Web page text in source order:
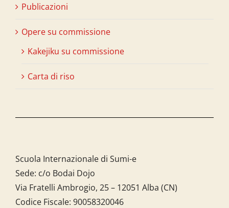
Publicazioni
Opere su commissione
Kakejiku su commissione
Carta di riso
Scuola Internazionale di Sumi-e
Sede: c/o Bodai Dojo
Via Fratelli Ambrogio, 25 – 12051 Alba (CN)
Codice Fiscale: 90058320046